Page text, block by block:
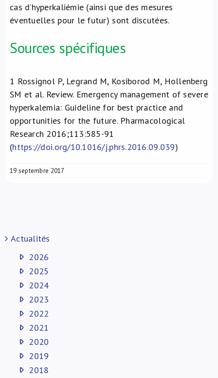
cas d’hyperkaliémie (ainsi que des mesures
éventuelles pour le futur) sont discutées.
Sources spécifiques
1 Rossignol P, Legrand M, Kosiborod M, Hollenberg
SM et al. Review. Emergency management of severe
hyperkalemia: Guideline for best practice and
opportunities for the future. Pharmacological
Research 2016;113:585-91
(https://doi.org/10.1016/j.phrs.2016.09.039)
19 septembre 2017
Actualités
2026
2025
2024
2023
2022
2021
2020
2019
2018